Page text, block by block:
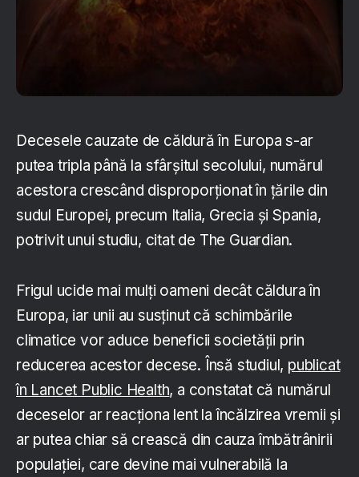
Decesele cauzate de căldură în Europa s-ar
putea tripla până la sfârșitul secolului, numărul
acestora crescând disproporționat în țările din
sudul Europei, precum Italia, Grecia și Spania,
potrivit unui studiu, citat de The Guardian.
Frigul ucide mai mulți oameni decât căldura în
Europa, iar unii au susținut că schimbările
climatice vor aduce beneficii societății prin
reducerea acestor decese. Însă studiul, publicat
în Lancet Public Health, a constatat că numărul
deceselor ar reacționa lent la încălzirea vremii și
ar putea chiar să crească din cauza îmbătrânirii
populației, care devine mai vulnerabilă la